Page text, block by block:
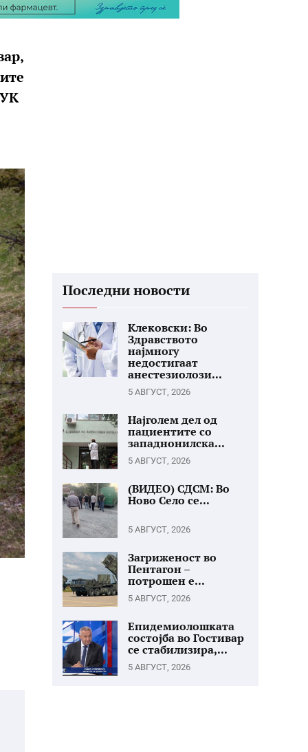
Последни новости
Клековски: Во
Здравството
најмногу
недостигаат
анестезиолози...
5 АВГУСТ, 2026
Најголем дел од
пациентите со
западнонилска...
5 АВГУСТ, 2026
(ВИДЕО) СДСМ: Во
Ново Село се...
5 АВГУСТ, 2026
Загриженост во
Пентагон –
потрошен е...
5 АВГУСТ, 2026
Епидемиолошката
состојба во Гостивар
се стабилизира,...
5 АВГУСТ, 2026